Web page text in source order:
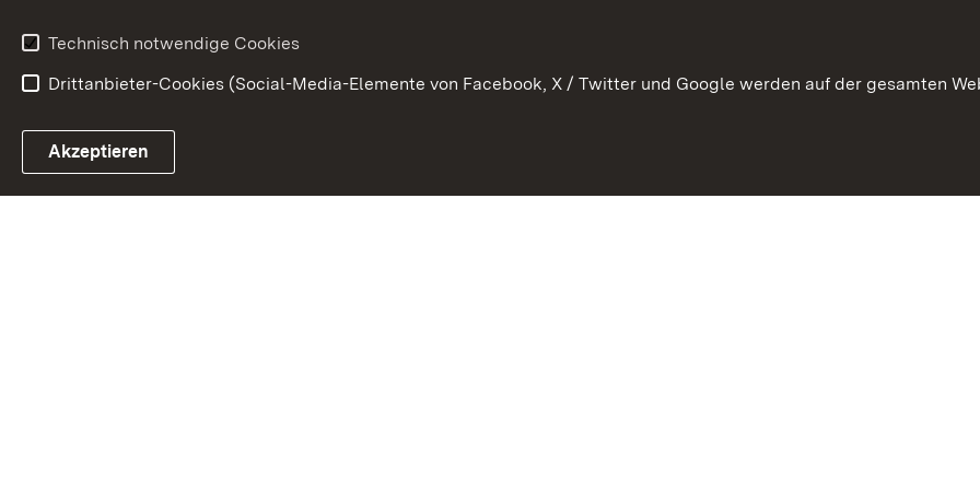
Link zum Landesportal
Technisch notwendige Cookies
Drittanbieter-Cookies (Social-Media-Elemente von Facebook, X / Twitter und Google werden auf der gesamten
Akzeptieren